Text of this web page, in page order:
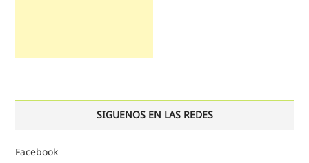
SIGUENOS EN LAS REDES
Facebook